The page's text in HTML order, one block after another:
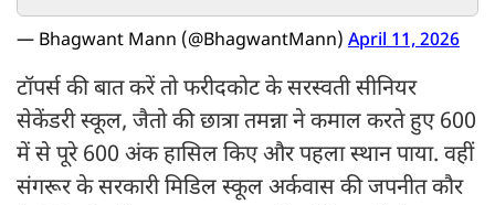
— Bhagwant Mann (@BhagwantMann) April 11, 2026
टॉपर्स की बात करें तो फरीदकोट के सरस्वती सीनियर
सेकेंडरी स्कूल, जैतो की छात्रा तमन्ना ने कमाल करते हुए 600
में से पूरे 600 अंक हासिल किए और पहला स्थान पाया. वहीं
संगरूर के सरकारी मिडिल स्कूल अर्कवास की जपनीत कौर